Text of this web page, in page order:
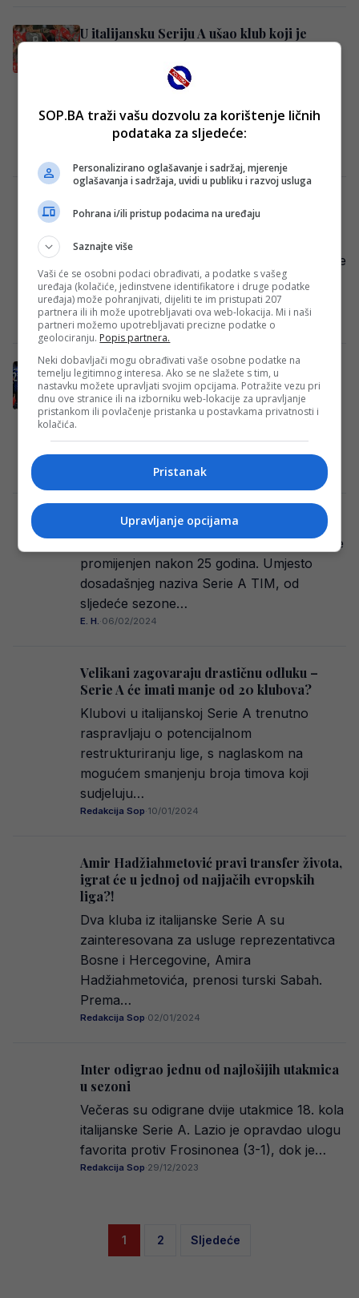
U italijansku Seriju A ušao klub koji je
Nogometaši Cremonesea napravili su veliki
podvig i ponovo izborili plasman u elitni
rang italijanskog nogometa, savladavši
Speziju u gostima rezultatom…
Lazio u borbi za Ligu prvaka, evo ko ima
Danas u 17 sati igra se posljednje kolo Serie
A, a borba za četvrto mjesto koje vodi u
Ligu prvaka…
Redakcija Sop·25/05/2025
Četiri strašna pojačanja za Inter kakav
nismo gledali još od Ronalda!
Inter će igrati na Svjetskom klupskom
borba za naslov u Italiji te finale Lige…
17/05/2025
Nakon 25 godina, Serija A mijenja ime..
Naziv Italijanske prve nogometne lige bit će
promijenjen nakon 25 godina. Umjesto
dosadašnjeg naziva Serie A TIM, od
sljedeće sezone…
E. H.·06/02/2024
Velikani zagovaraju drastičnu odluku –
Serie A će imati manje od 20 klubova?
Klubovi u italijanskoj Serie A trenutno
raspravljaju o potencijalnom
restrukturiranju lige, s naglaskom na
mogućem smanjenju broja timova koji
sudjeluju…
Redakcija Sop·10/01/2024
Amir Hadžiahmetović pravi transfer života,
igrat će u jednoj od najjačih evropskih
liga?!
Dva kluba iz italijanske Serie A su
zainteresovana za usluge reprezentativca
Bosne i Hercegovine, Amira
Hadžiahmetovića, prenosi turski Sabah.
Prema…
Redakcija Sop·02/01/2024
Inter odigrao jednu od najlošijih utakmica
u sezoni
Večeras su odigrane dvije utakmice 18. kola
italijanske Serie A. Lazio je opravdao ulogu
favorita protiv Frosinonea (3-1), dok je…
Redakcija Sop·29/12/2023
Posts
1 2 Sljedeće
SOP.BA traži vašu dozvolu za korištenje ličnih
podataka za sljedeće:
Personalizirano oglašavanje i sadržaj, mjerenje
oglašavanja i sadržaja, uvidi u publiku i razvoj usluga
Pohrana i/ili pristup podacima na uređaju
Saznajte više
Vaši će se osobni podaci obrađivati, a podatke s vašeg
uređaja (kolačiće, jedinstvene identifikatore i druge podatke
uređaja) može pohranjivati, dijeliti te im pristupati 207
partnera ili ih može upotrebljavati ova web-lokacija. Mi i naši
partneri možemo upotrebljavati precizne podatke o
geolociranju. Popis partnera.
Neki dobavljači mogu obrađivati vaše osobne podatke na
temelju legitimnog interesa. Ako se ne slažete s tim, u
nastavku možete upravljati svojim opcijama. Potražite vezu pri
dnu ove stranice ili na izborniku web-lokacije za upravljanje
pristankom ili povlačenje pristanka u postavkama privatnosti i
kolačića.
Pristanak
Upravljanje opcijama